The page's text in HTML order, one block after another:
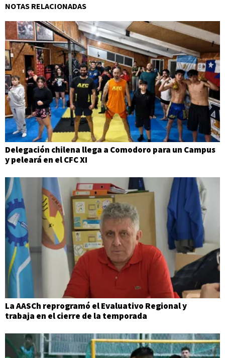
NOTAS RELACIONADAS
Delegación chilena llega a Comodoro para un Campus
y peleará en el CFC XI
La AASCh reprogramó el Evaluativo Regional y
trabaja en el cierre de la temporada